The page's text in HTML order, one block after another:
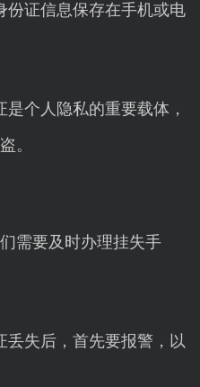
份证信息保存在手机或电
是个人隐私的重要载体，
。
需要及时办理挂失手
丢失后，首先要报警，以